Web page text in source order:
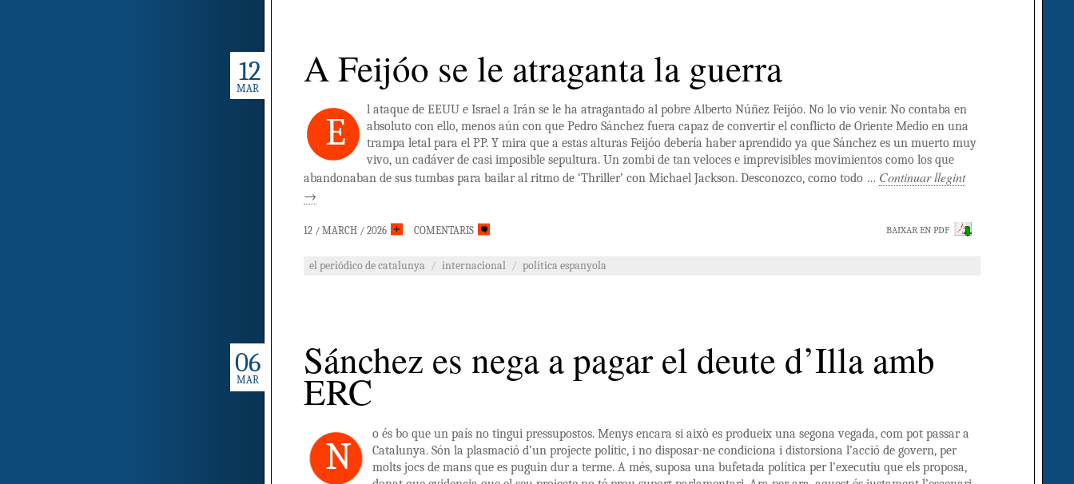
12
MAR A Feijóo se le atraganta la guerra
E
l ataque de EEUU e Israel a Irán se le ha atragantado al pobre Alberto Núñez Feijóo. No lo vio venir. No contaba en
absoluto con ello, menos aún con que Pedro Sánchez fuera capaz de convertir el conflicto de Oriente Medio en una
trampa letal para el PP. Y mira que a estas alturas Feijóo debería haber aprendido ya que Sánchez es un muerto muy
vivo, un cadáver de casi imposible sepultura. Un zombi de tan veloces e imprevisibles movimientos como los que
abandonaban de sus tumbas para bailar al ritmo de ‘Thriller’ con Michael Jackson. Desconozco, como todo … Continuar llegint
→
12 / MARCH / 2026 COMENTARIS BAIXAR EN PDF
el periódico de catalunya / internacional / política espanyola
06
MAR Sánchez es nega a pagar el deute d’Illa amb
ERC
N
o és bo que un país no tingui pressupostos. Menys encara si això es produeix una segona vegada, com pot passar a
Catalunya. Són la plasmació d’un projecte polític, i no disposar-ne condiciona i distorsiona l’acció de govern, per
molts jocs de mans que es puguin dur a terme. A més, suposa una bufetada política per l’executiu que els proposa,